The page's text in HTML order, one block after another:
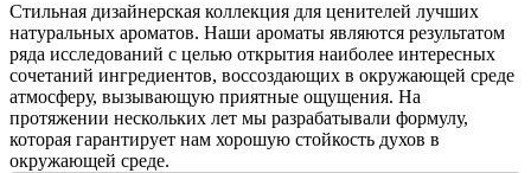
Стильная дизайнерская коллекция для ценителей лучших
натуральных ароматов. Наши ароматы являются результатом
ряда исследований с целью открытия наиболее интересных
сочетаний ингредиентов, воссоздающих в окружающей среде
атмосферу, вызывающую приятные ощущения. На
протяжении нескольких лет мы разрабатывали формулу,
которая гарантирует нам хорошую стойкость духов в
окружающей среде.